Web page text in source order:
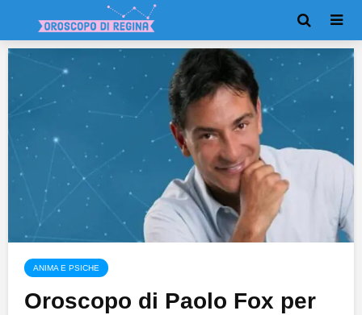
ANIMA E PSICHE
Oroscopo di Paolo Fox per